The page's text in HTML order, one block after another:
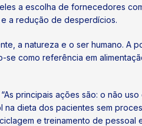
a escolha de fornecedores
a redução de desperdícios.
a natureza e o ser humano. A
como referência em
principais ações são: o não
na dieta dos pacientes sem
e treinamento de pessoal